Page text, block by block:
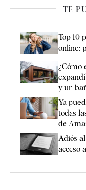
TE
Top 10
online:
¿Cómo
y un
Ya
todas
de
Adiós
acceso